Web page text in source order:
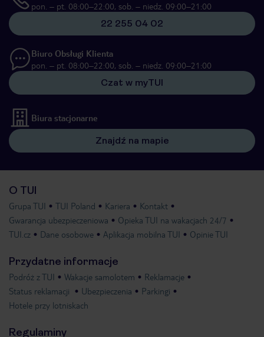
pon. – pt. 08:00–22:00, sob. – niedz. 09:00–21:00
22 255 04 02
Biuro Obsługi Klienta
pon. – pt. 08:00–22:00, sob. – niedz. 09:00–21:00
Czat w myTUI
Biura stacjonarne
Znajdź na mapie
O TUI
Grupa TUI TUI Poland Kariera
Kontakt
Gwarancja ubezpieczeniowa
Opieka TUI na wakacjach 24/7
TUI.cz
Dane osobowe Aplikacja mobilna TUI Opinie TUI
Przydatne informacje
Podróż z TUI Wakacje samolotem
Reklamacje
Status reklamacji
Ubezpieczenia
Parkingi
Hotele przy lotniskach
Regulaminy